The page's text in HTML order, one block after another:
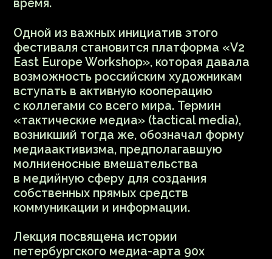
8 ноября
17:00–20:00
16+
купить билет
Лекции и дискуссии с участием сотрудников
Пушкинского музея
в традиционном музее